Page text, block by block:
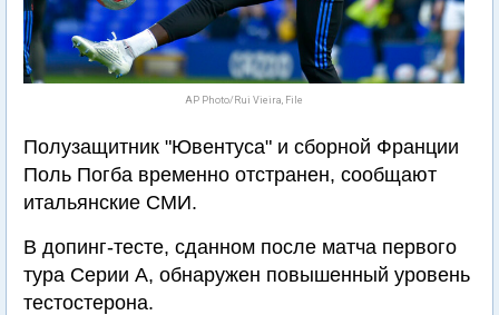
AP Photo/Rui Vieira, File
Полузащитник "Ювентуса" и сборной Франции
Поль Погба временно отстранен, сообщают
итальянские СМИ.
В допинг-тесте, сданном после матча первого
тура Серии А, обнаружен повышенный уровень
тестостерона.